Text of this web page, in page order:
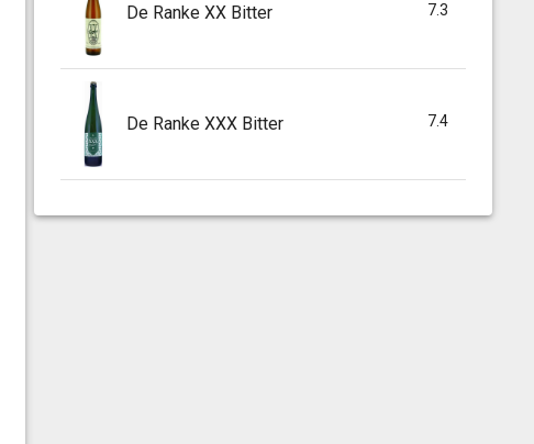
De Ranke XX Bitter 7.3
De Ranke XXX Bitter 7.4